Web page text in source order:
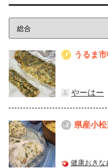
1 うるま
やーはー
2 県産⼩
健康おきな